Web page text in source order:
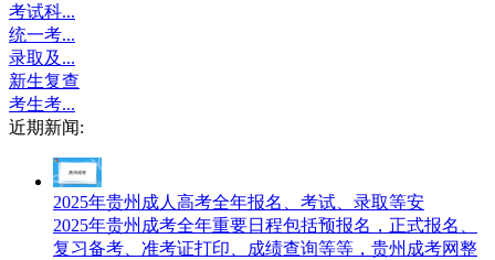
考试科...
统一考...
录取及...
新生复查
考生考...
近期新闻:
2025年贵州成人高考全年报名、考试、录取等安
2025年贵州成考全年重要日程包括预报名，正式报名、
复习备考、准考证打印、成绩查询等等，贵州成考网整